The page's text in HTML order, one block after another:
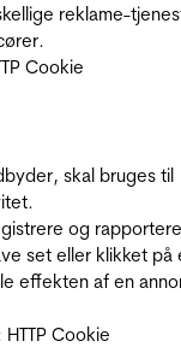
reklame-
Cookie
skal bruges til
og
set eller klikket på
effekten af en
HTTP Cookie